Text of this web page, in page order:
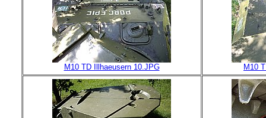
M10 TD Illhaeusern 10.JPG M10